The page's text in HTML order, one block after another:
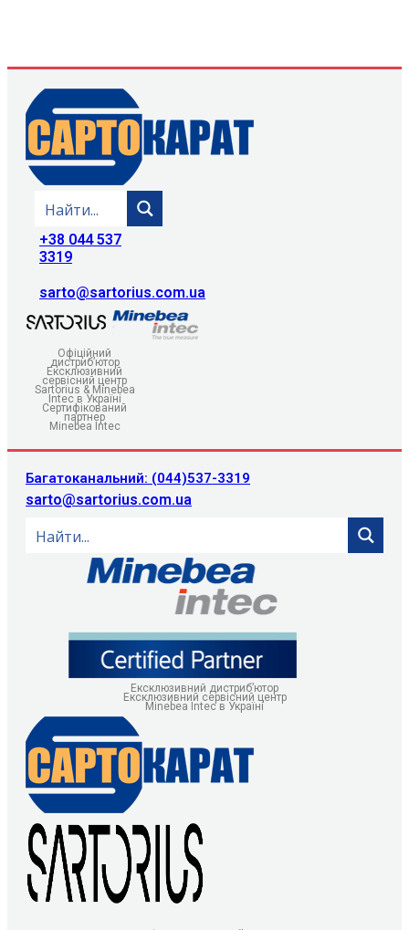
+38 044 537
3319
sarto@sartorius.com.ua
Офіційний
дистриб’ютор
Ексклюзивний
сервісний центр
Sartorius & Minebea
Intec в Україні
Сертифікований
партнер
Minebea Intec
Багатоканальний: (044)537-3319
sarto@sartorius.com.ua
Ексклюзивний дистриб’ютор
Ексклюзивний сервісний центр
Minebea Intec в Україні